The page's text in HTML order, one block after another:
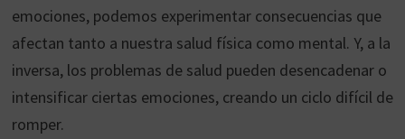
emociones, podemos experimentar consecuencias que
afectan tanto a nuestra salud física como mental. Y, a la
inversa, los problemas de salud pueden desencadenar o
intensificar ciertas emociones, creando un ciclo difícil de
romper.